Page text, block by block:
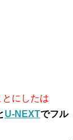
にしたは
U-NEXTでフル